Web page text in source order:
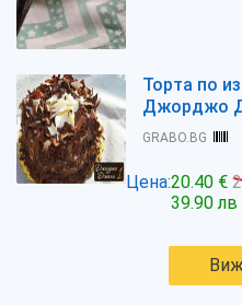
Торта по
Джорджо
GRABO.BG
Цена:20.40 €
39.90 лв